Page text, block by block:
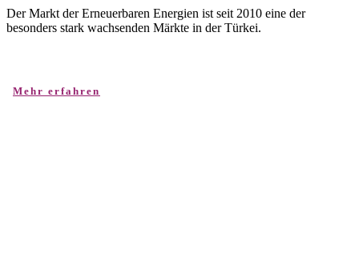
Der Markt der Erneuerbaren Energien ist seit 2010 eine der
besonders stark wachsenden Märkte in der Türkei.
Mehr erfahren